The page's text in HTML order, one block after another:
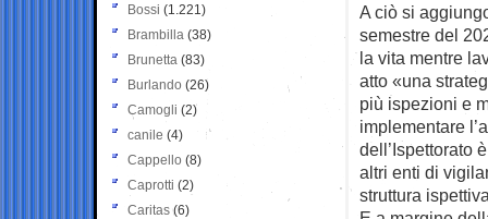
A ciò si
semestre del
la vita mentre
atto «una
più ispezioni e
implementare
dell’Ispettorato
altri enti di
struttura
Bossi (1.221)
Brambilla (38)
Brunetta (83)
Burlando (26)
Camogli (2)
canile (4)
Cappello (8)
Caprotti (2)
Caritas (6)